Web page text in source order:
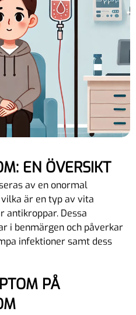
EN ÖVERSIKT
av en onormal
är en typ av vita
antikroppar. Dessa
i benmärgen och påverkar
infektioner samt dess